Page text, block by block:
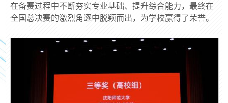
在备赛过程中不断夯实专业基础、提升综合能力，最终在
全国总决赛的激烈角逐中脱颖而出，为学校赢得了荣誉。